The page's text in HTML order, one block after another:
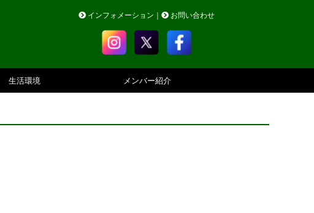
インフォメーション ｜ お問い合わせ
生活環境 メンバー紹介